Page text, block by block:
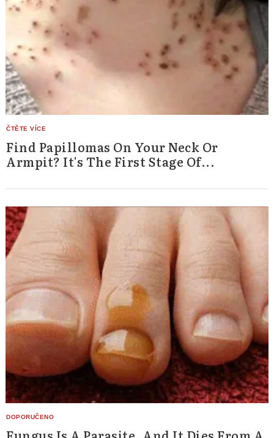
Find Papillomas On Your Neck Or
Armpit? It's The First Stage Of...